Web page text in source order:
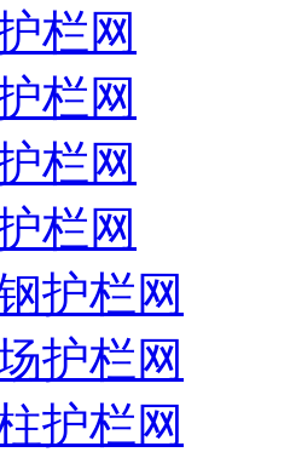
栏网
栏网
栏网
栏网
护栏网
护栏网
护栏网